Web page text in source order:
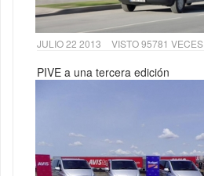
JULIO 22 2013 VISTO 95781 VECES
PIVE a una tercera edición